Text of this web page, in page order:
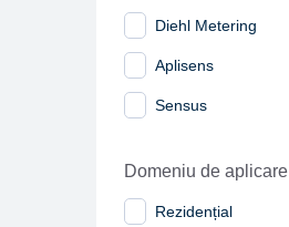
Diehl Metering
Aplisens
Sensus
Domeniu de aplicare
Rezidențial